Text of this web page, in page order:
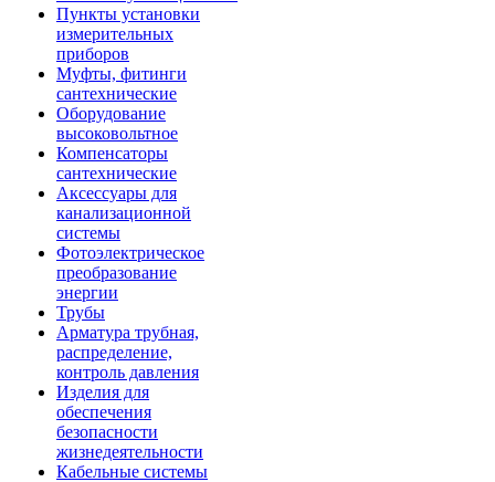
Пункты установки
измерительных
приборов
Муфты, фитинги
сантехнические
Оборудование
высоковольтное
Компенсаторы
сантехнические
Аксессуары для
канализационной
системы
Фотоэлектрическое
преобразование
энергии
Трубы
Арматура трубная,
распределение,
контроль давления
Изделия для
обеспечения
безопасности
жизнедеятельности
Кабельные системы